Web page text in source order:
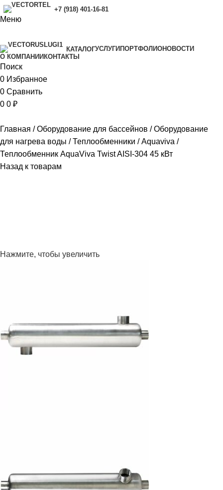
+7 (918) 401-16-81
Меню
КАТАЛОГУСЛУГИ ПОРТФОЛИОНОВОСТИ
O КОМПАНИИ КОНТАКТЫ
Поиск
0 Избранное
0 Сравнить
0 0 ₽
Главная Оборудование для бассейнов
Оборудование
для нагрева воды
Теплообменники
Aquaviva
Теплообменник AquaViva Twist AISI-304 45 кВт
Назад к товарам
Нажмите, чтобы увеличить